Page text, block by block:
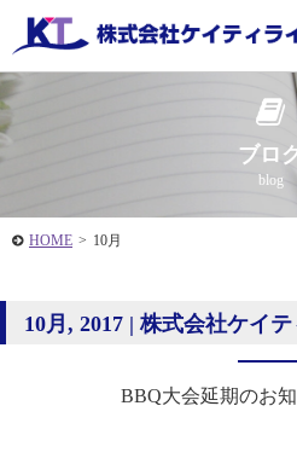
ブロ
blog
HOME > 10月
10月, 2017 | 株式会社ケイ
BBQ大会延期のお